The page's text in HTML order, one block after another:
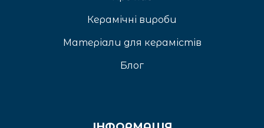
Керамічні вироби
Матеріали для керамістів
Блог